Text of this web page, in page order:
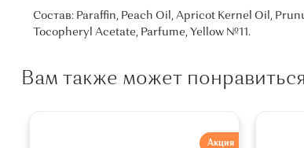
Состав: Paraffin, Peach Oil, Apricot Kernel Oil,
Tocopheryl Acetate, Parfume, Yellow №11.
Вам также может понравиться
Акция